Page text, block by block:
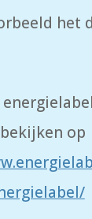
het
op